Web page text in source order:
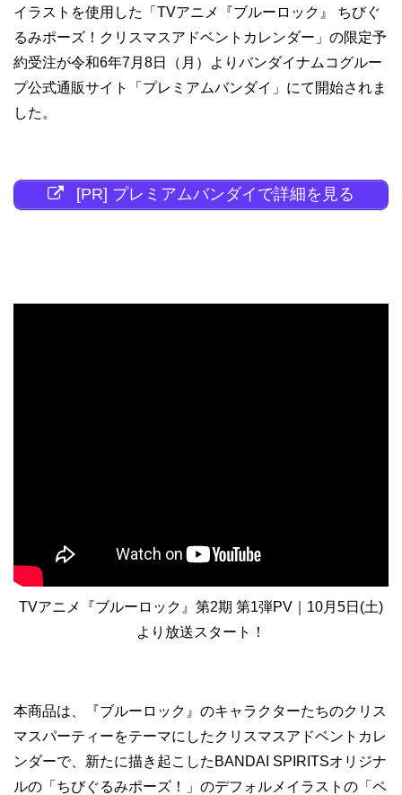
イラストを使用した「TVアニメ『ブルーロック』 ちびぐ
るみポーズ！クリスマスアドベントカレンダー」の限定予
約受注が令和6年7月8日（月）よりバンダイナムコグルー
プ公式通販サイト「プレミアムバンダイ」にて開始されま
した。
[PR] プレミアムバンダイで詳細を見る
TVアニメ『ブルーロック』第2期 第1弾PV｜10月5日(土)
より放送スタート！
本商品は、『ブルーロック』のキャラクターたちのクリス
マスパーティーをテーマにしたクリスマスアドベントカレ
ンダーで、新たに描き起こしたBANDAI SPIRITSオリジナ
ルの「ちびぐるみポーズ！」のデフォルメイラストの「ペ